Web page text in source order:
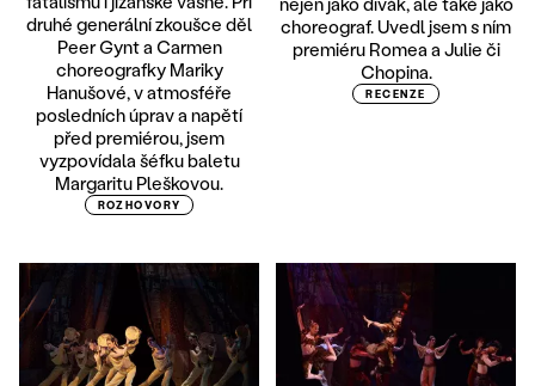
druhé generální zkoušce děl
Peer Gynt a Carmen
choreografky Mariky
Hanušové, v atmosféře
posledních úprav a napětí
před premiérou, jsem
vyzpovídala šéfku baletu
Margaritu Pleškovou.
ROZHOVORY
choreograf. Uvedl jsem s ním
premiéru Romea a Julie či
Chopina.
RECENZE